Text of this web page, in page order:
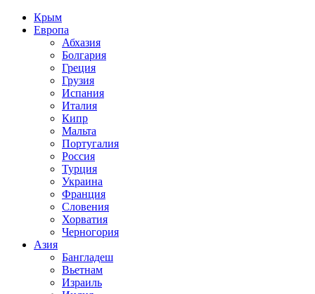
Крым
Европа
Абхазия
Болгария
Греция
Грузия
Испания
Италия
Кипр
Мальта
Португалия
Россия
Турция
Украина
Франция
Словения
Хорватия
Черногория
Азия
Бангладеш
Вьетнам
Израиль